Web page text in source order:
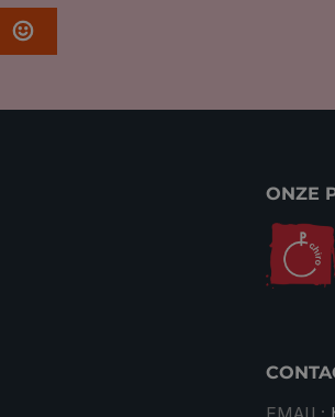
ONZE